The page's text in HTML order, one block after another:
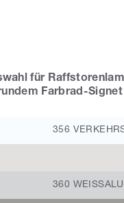
für
Farbrad-
356
360